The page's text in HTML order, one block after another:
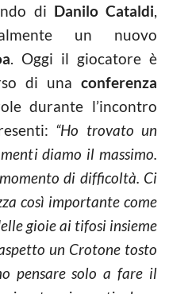
di Danilo Cataldi,
un nuovo
. Oggi il giocatore è
di una conferenza
durante l’incontro
“Ho trovato un
diamo il massimo.
di difficoltà. Ci
così importante come
gioie ai tifosi insieme
un Crotone tosto
pensare solo a fare il